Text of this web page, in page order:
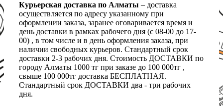
Курьерская доставка по Алматы – доставка
осуществляется по адресу указанному при
оформлении заказа, заранее оговаривается время и
день доставки в рамках рабочего дня (с 08-00 до 17-
00) , в том числе и в день оформления заказа, при
наличии свободных курьеров. Стандартный срок
доставки 2-3 рабочих дня. Стоимость ДОСТАВКИ по
городу Алматы 1000 тг при заказе до 100 000тг ,
свыше 100 000тг доставка БЕСПЛАТНАЯ.
Стандартный срок ДОСТАВКИ два - три рабочих
дня.